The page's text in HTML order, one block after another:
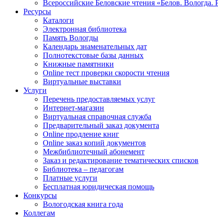
Всероссийские Беловские чтения «Белов. Вологда.
Ресурсы
Каталоги
Электронная библиотека
Память Вологды
Календарь знаменательных дат
Полнотекстовые базы данных
Книжные памятники
Online тест проверки скорости чтения
Виртуальные выставки
Услуги
Перечень предоставляемых услуг
Интернет-магазин
Виртуальная справочная служба
Предварительный заказ документа
Online продление книг
Online заказ копий документов
Межбиблиотечный абонемент
Заказ и редактирование тематических списков
Библиотека – педагогам
Платные услуги
Бесплатная юридическая помощь
Конкурсы
Вологодская книга года
Коллегам